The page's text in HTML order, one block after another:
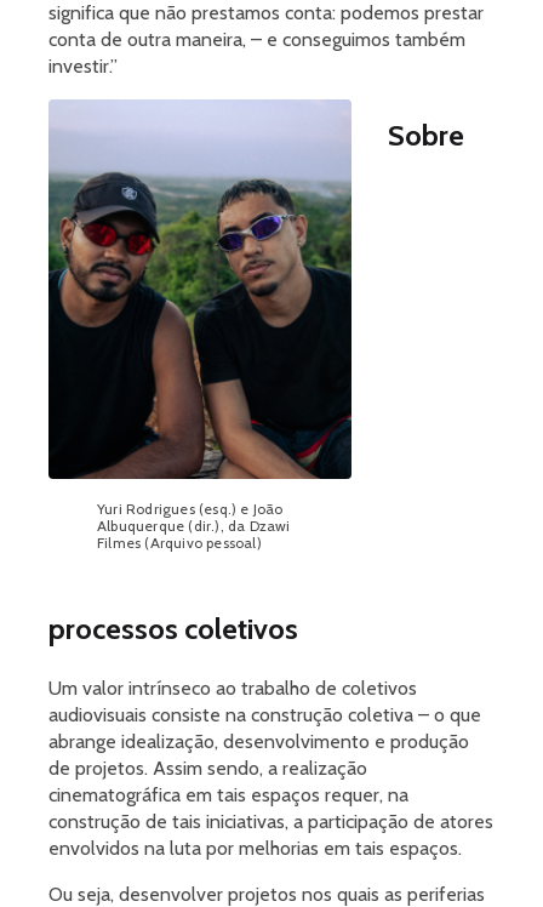
significa que não prestamos conta: podemos prestar
conta de outra maneira, – e conseguimos também
investir.”
Yuri Rodrigues (esq.) e João
Albuquerque (dir.), da Dzawi
Filmes (Arquivo pessoal)
Sobre
processos coletivos
Um valor intrínseco ao trabalho de coletivos
audiovisuais consiste na construção coletiva – o que
abrange idealização, desenvolvimento e produção
de projetos. Assim sendo, a realização
cinematográfica em tais espaços requer, na
construção de tais iniciativas, a participação de atores
envolvidos na luta por melhorias em tais espaços.
Ou seja, desenvolver projetos nos quais as periferias